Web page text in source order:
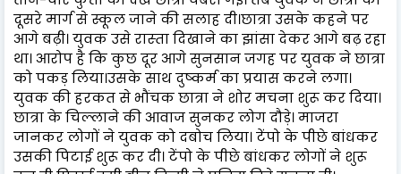
दूसरे मार्ग से स्कूल जाने की सलाह दी।छात्रा उसके कहने पर
आगे बढ़ी। युवक उसे रास्‍ता दिखाने का झांसा देकर आगे बढ़ रहा
था। आरोप है कि कुछ दूर आगे सुनसान जगह पर युवक ने छात्रा
को पकड़ लिया।उसके साथ दुष्‍कर्म का प्रयास करने लगा।
युवक की हरकत से भौंचक छात्रा ने शोर मचना शुरू कर दिया।
छात्रा के चिल्‍लाने की आवाज सुनकर लोग दौड़े। माजरा
जानकर लोगों ने युवक को दबोच लिया। टेंपो के पीछे बांधकर
उसकी पिटाई शुरू कर दी। टेंपो के पीछे बांधकर लोगों ने शुरू